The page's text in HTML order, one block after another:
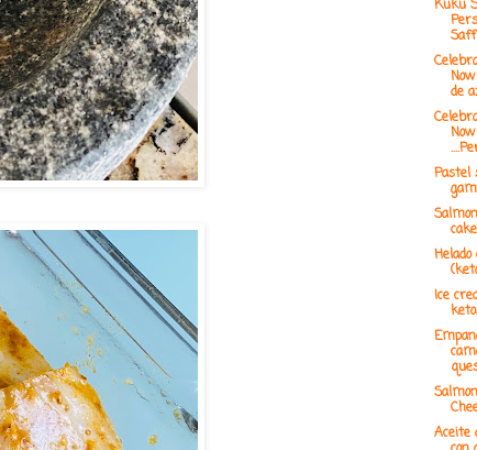
Kuku
de
Pastel
cake
Ice
Aceite